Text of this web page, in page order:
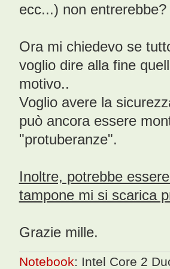
ecc...) non entrerebbe?
Ora mi chiedevo se
voglio dire alla fine
motivo..
Voglio avere la
può ancora essere
"protuberanze".
Inoltre, potrebbe
tampone mi si scarica
Grazie mille.
Notebook: Intel Core 2